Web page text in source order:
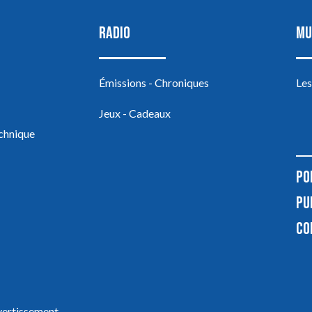
RADIO
Émissions - Chroniques
Jeux - Cadeaux